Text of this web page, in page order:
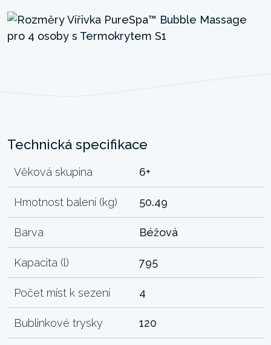
Technická specifikace
Věková skupina 6+
Hmotnost balení (kg) 50.49
Barva Béžová
Kapacita (l) 795
Počet míst k sezení 4
Bublinkové trysky 120